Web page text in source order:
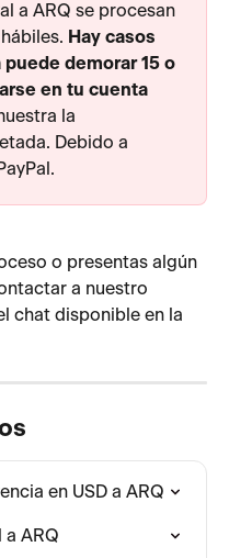
a ARQ se procesan
Hay casos
demorar 15 o
en tu cuenta
la
Debido a
o presentas algún
a nuestro
chat disponible en la
en USD a ARQ
a ARQ